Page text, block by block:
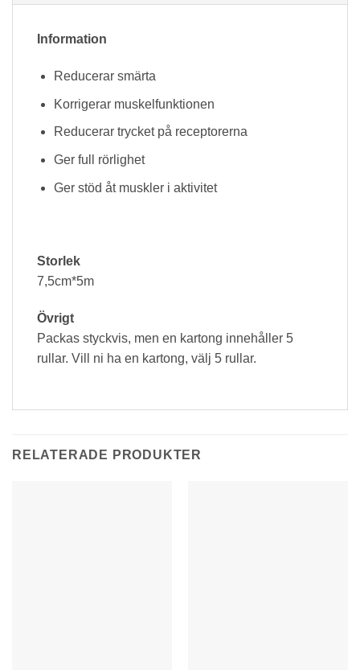
Information
Reducerar smärta
Korrigerar muskelfunktionen
Reducerar trycket på receptorerna
Ger full rörlighet
Ger stöd åt muskler i aktivitet
Storlek
7,5cm*5m
Övrigt
Packas styckvis, men en kartong innehåller 5
rullar. Vill ni ha en kartong, välj 5 rullar.
RELATERADE PRODUKTER